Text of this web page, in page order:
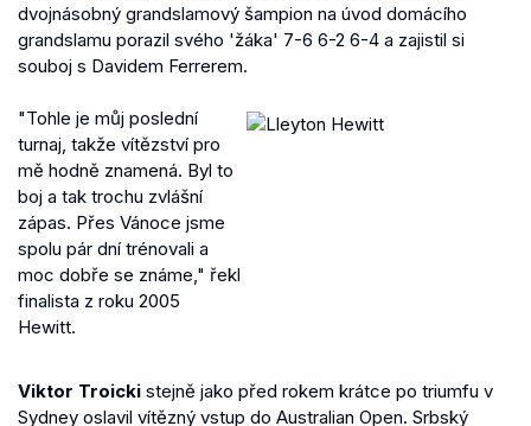
dvojnásobný grandslamový šampion na úvod domácího
grandslamu porazil svého 'žáka' 7-6 6-2 6-4 a zajistil si
souboj s Davidem Ferrerem.
"Tohle je můj poslední
turnaj, takže vítězství pro
mě hodně znamená. Byl to
boj a tak trochu zvlášní
zápas. Přes Vánoce jsme
spolu pár dní trénovali a
moc dobře se známe," řekl
finalista z roku 2005
Hewitt.
Viktor Troicki stejně jako před rokem krátce po triumfu v
Sydney oslavil vítězný vstup do Australian Open. Srbský